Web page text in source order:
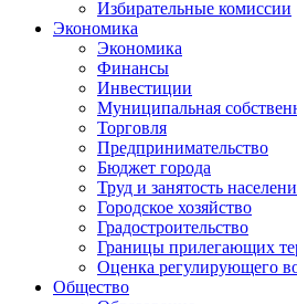
Избирательные комиссии
Экономика
Экономика
Финансы
Инвестиции
Муниципальная
Торговля
Предпринимательство
Бюджет города
Труд и занятость
Городское хозяйство
Градостроительство
Границы прилегающих
Оценка регулирующего
Общество